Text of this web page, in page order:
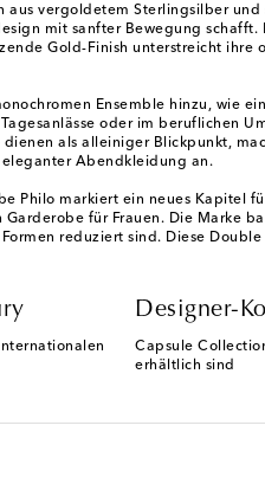
aus vergoldetem Sterlingsilber
mit sanfter Bewegung
Gold-Finish unterstreicht
Ensemble hinzu, wie
oder im beruflichen
als alleiniger Blickpunkt,
Abendkleidung an.
Philo markiert ein neues Kapitel
für Frauen. Die Marke
reduziert sind. Diese
Designer-
Capsule
erhältlich sind